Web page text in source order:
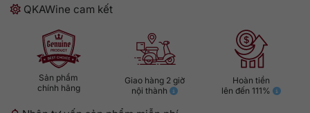
QKAWine cam kết
Sản phẩm
chính hãng
Giao hàng 2 giờ
nội thành
Hoàn tiền
lên đến 111%